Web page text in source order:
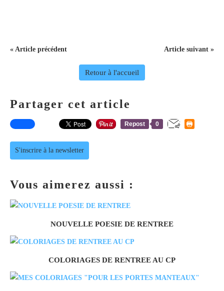
« Article précédent Article suivant »
Retour à l'accueil
Partager cet article
Repost 0
S'inscrire à la newsletter
Vous aimerez aussi :
NOUVELLE POESIE DE RENTREE
COLORIAGES DE RENTREE AU CP